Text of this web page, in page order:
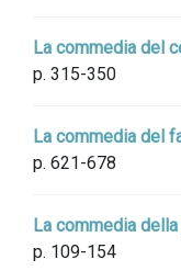
La commedia del
p. 315-350
La commedia del
p. 621-678
La commedia
p. 109-154